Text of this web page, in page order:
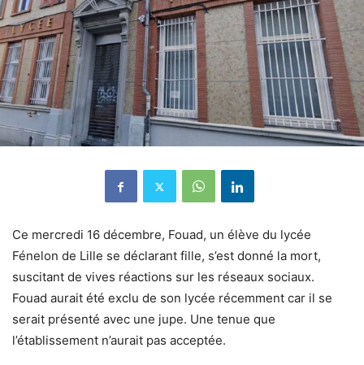
Ce mercredi 16 décembre, Fouad, un élève du lycée
Fénelon de Lille se déclarant fille, s’est donné la mort,
suscitant de vives réactions sur les réseaux sociaux.
Fouad aurait été exclu de son lycée récemment car il se
serait présenté avec une jupe. Une tenue que
l’établissement n’aurait pas acceptée.